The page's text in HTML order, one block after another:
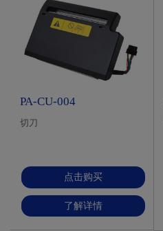
PA-CU-004
切刀
点击购买
了解详情